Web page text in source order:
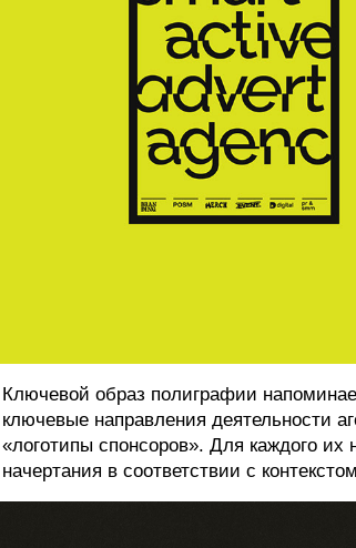
Ключевой образ полиграфии
ключевые направления деятельности
«логотипы спонсоров». Для каждого их
начертания в соответствии с